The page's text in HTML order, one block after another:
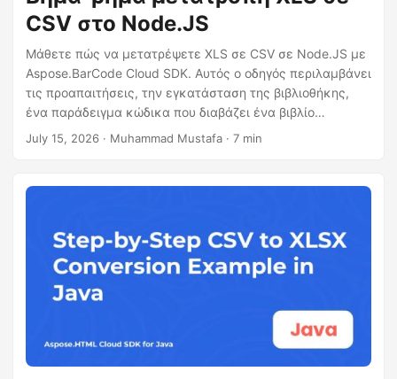
CSV στο Node.JS
Μάθετε πώς να μετατρέψετε XLS σε CSV σε Node.JS με
Aspose.BarCode Cloud SDK. Αυτός ο οδηγός περιλαμβάνει
τις προαπαιτήσεις, την εγκατάσταση της βιβλιοθήκης,
ένα παράδειγμα κώδικα που διαβάζει ένα βιβλίο
εργασίας XLS και μεταδίδει την έξοδο CSV, καθώς και
July 15, 2026 · Muhammad Mustafa · 7 min